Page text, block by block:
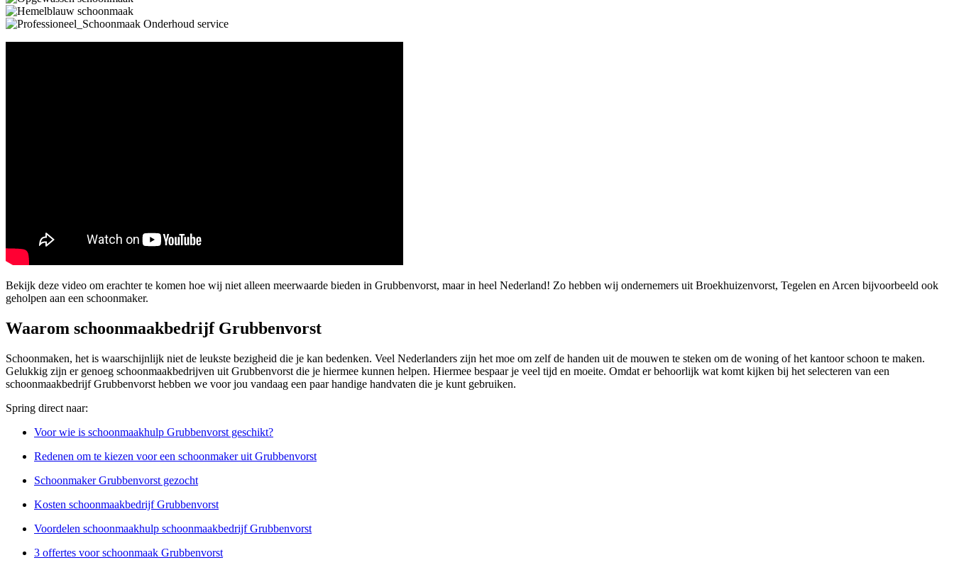
Bekijk deze video om erachter te komen hoe wij niet alleen meerwaarde bieden in Grubbenvorst, maar in heel Nederland! Zo hebben wij ondernemers uit Broekhuizenvorst, Tegelen en Arcen bijvoorbeeld ook
geholpen aan een schoonmaker.
Waarom schoonmaakbedrijf Grubbenvorst
Schoonmaken, het is waarschijnlijk niet de leukste bezigheid die je kan bedenken. Veel Nederlanders zijn het moe om zelf de handen uit de mouwen te steken om de woning of het kantoor schoon te maken.
Gelukkig zijn er genoeg schoonmaakbedrijven uit Grubbenvorst die je hiermee kunnen helpen. Hiermee bespaar je veel tijd en moeite. Omdat er behoorlijk wat komt kijken bij het selecteren van een
schoonmaakbedrijf Grubbenvorst hebben we voor jou vandaag een paar handige handvaten die je kunt gebruiken.
Spring direct naar:
Voor wie is schoonmaakhulp Grubbenvorst geschikt?
Redenen om te kiezen voor een schoonmaker uit Grubbenvorst
Schoonmaker Grubbenvorst gezocht
Kosten schoonmaakbedrijf Grubbenvorst
Voordelen schoonmaakhulp schoonmaakbedrijf Grubbenvorst
3 offertes voor schoonmaak Grubbenvorst